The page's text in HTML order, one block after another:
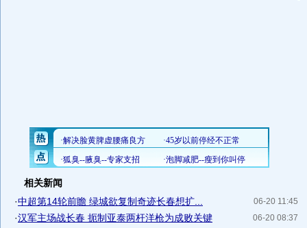
相关新闻
06-20 11:45
·中超第14轮前瞻 绿城欲复制奇迹长春想扩...
06-20 08:37
·汉军主场战长春 扼制亚泰两杆洋枪为成败关键